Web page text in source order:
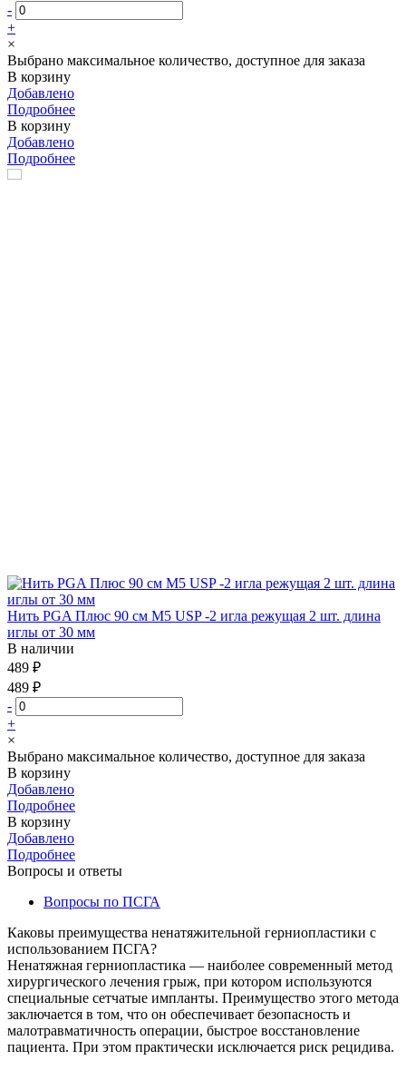
-
+
×
Выбрано максимальное количество, доступное для заказа
В корзину
Добавлено
Подробнее
В корзину
Добавлено
Подробнее
Нить PGA Плюс 90 см М5 USP -2 игла режущая 2 шт. длина
иглы от 30 мм
В наличии
489 ₽
489 ₽
-
+
×
Выбрано максимальное количество, доступное для заказа
В корзину
Добавлено
Подробнее
В корзину
Добавлено
Подробнее
Вопросы и ответы
Вопросы по ПСГА
Каковы преимущества ненатяжительной герниопластики с
использованием ПСГА?
Ненатяжная герниопластика — наиболее современный метод
хирургического лечения грыж, при котором используются
специальные сетчатые импланты. Преимущество этого метода
заключается в том, что он обеспечивает безопасность и
малотравматичность операции, быстрое восстановление
пациента. При этом практически исключается риск рецидива.